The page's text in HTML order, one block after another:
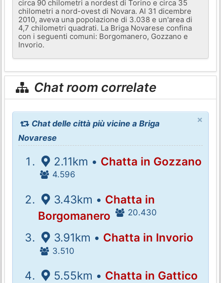
circa 90 chilometri a nordest di Torino e circa 35
chilometri a nord-ovest di Novara. Al 31 dicembre
2010, aveva una popolazione di 3.038 e un'area di
4,7 chilometri quadrati. La Briga Novarese confina
con i seguenti comuni: Borgomanero, Gozzano e
Invorio.
Chat room correlate
×
Chat delle città più vicine a Briga
Novarese
2.11km • Chatta in Gozzano
4.596
3.43km • Chatta in
Borgomanero
20.430
3.91km • Chatta in Invorio
3.510
5.55km • Chatta in Gattico